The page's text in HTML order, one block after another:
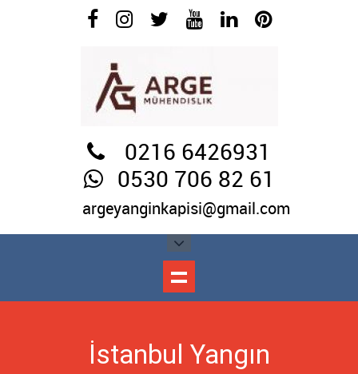
0216 6426931
0530 706 82 61
argeyanginkapisi@gmail.com
İstanbul Yangın